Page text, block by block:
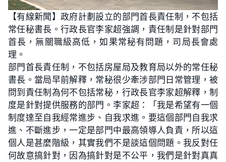
U
n
m
t
e
o
a
d
e
d
:
2
8
%
【有線新聞】政府計劃設立的部門首長責任制，不包括
常任秘書長。行政長官李家超強調，責任制是針對部門
首長，無關職級高低，如果常秘有問題，司局長會處
理。
部門首長責任制，不包括房屋局及教育局以外的常任秘
書長。當局早前解釋，常秘很少牽涉部門日常管理，被
問到責任制為何不包括常秘，行政長官李家超解釋，制
度是針對提供服務的部門。李家超：「我是希望有一個
制度達至自我經常進步、自我求進。要這個部門自我求
進、不斷進步，一定是部門中最高領導人負責，所以這
個人是甚麼階級，其實我們不是談這個問題。我反對任
何故意搞針對，因為搞針對是不公平，我們是針對真真